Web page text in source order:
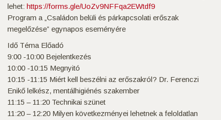
lehet: https://forms.gle/UoZv9NFFqa2EWtdf9
Program a „Családon belüli és párkapcsolati erőszak
megelőzése” egynapos eseményére
Idő Téma Előadó
9:00 -10:00 Bejelentkezés
10:00 -10:15 Megnyitó
10:15 -11:15 Miért kell beszélni az erőszakról? Dr. Ferenczi
Enikő lelkész, mentálhigiénés szakember
11:15 – 11:20 Technikai szünet
11:20 – 12:20 Milyen következményei lehetnek a feloldatlan